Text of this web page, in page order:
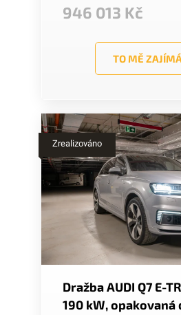
946 013 Kč
TO MĚ
Zrealizováno
Dražba AUDI Q7 E-
190 kW, opakovaná